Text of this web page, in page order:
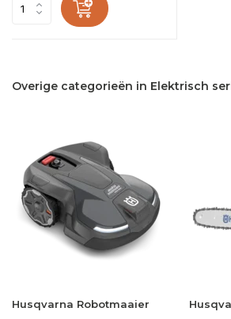
Overige categorieën in Elektrisch
Husqvarna Robotmaaier